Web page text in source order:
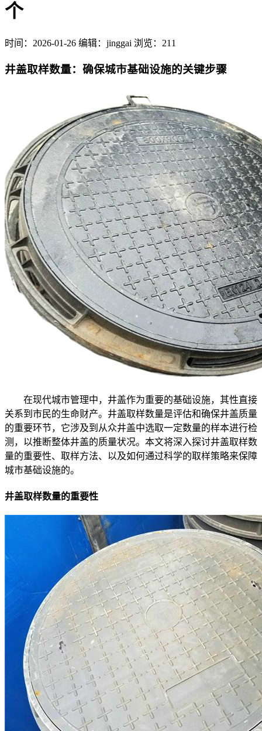
个
时间： 2026-01-26 编辑：jinggai 浏览：211
井盖取样数量：确保城市基础设施的关键步骤
在现代城市管理中，井盖作为重要的基础设施，其性直接
关系到市民的生命财产。井盖取样数量是评估和确保井盖质量
的重要环节，它涉及到从众井盖中选取一定数量的样本进行检
测，以推断整体井盖的质量状况。本文将深入探讨井盖取样数
量的重要性、取样方法、以及如何通过科学的取样策略来保障
城市基础设施的。
井盖取样数量的重要性